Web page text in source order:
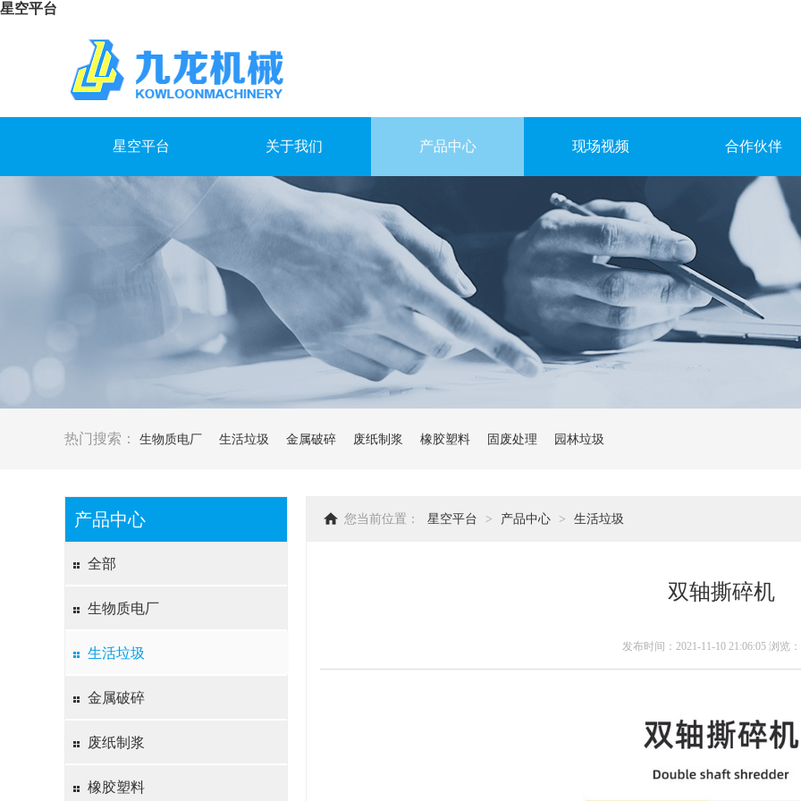
星空平台
星空平台 关于我们 产品中心 现场视频 合作伙伴
热门搜索： 生物质电厂 生活垃圾 金属破碎 废纸制浆 橡胶塑料 固废处理 园林垃圾
产品中心
全部
生物质电厂
生活垃圾
金属破碎
废纸制浆
橡胶塑料
您当前位置： 星空平台 > 产品中心 > 生活垃圾
双轴撕碎机
发布时间：2021-11-10 21:06:05 浏览